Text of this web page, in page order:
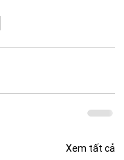
Xem tất cả